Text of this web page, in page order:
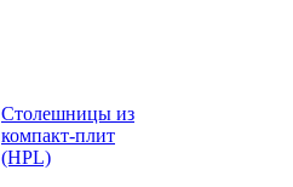
Столешницы из
компакт-плит
(HPL)